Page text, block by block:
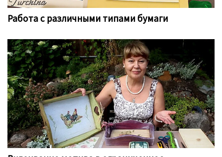
Работа с различными типами бумаги